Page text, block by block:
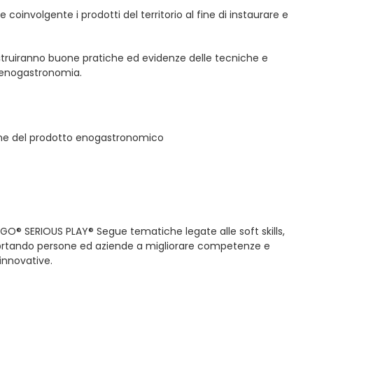
i prodotti del territorio al fine di instaurare e
buone pratiche ed evidenze delle tecniche e
del prodotto enogastronomico
SERIOUS PLAY® Segue tematiche legate alle soft skills,
persone ed aziende a migliorare competenze e